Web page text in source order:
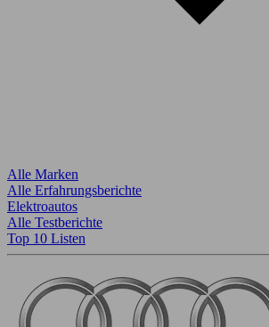
Alle Marken
Alle Erfahrungsberichte
Elektroautos
Alle Testberichte
Top 10 Listen